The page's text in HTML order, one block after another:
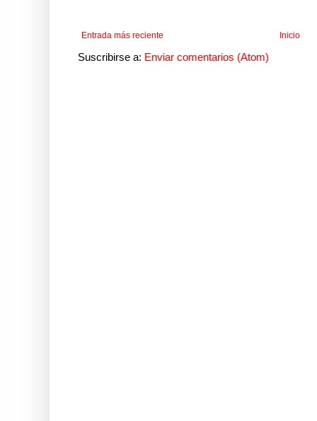
Entrada más reciente Inicio
Suscribirse a: Enviar comentarios (Atom)